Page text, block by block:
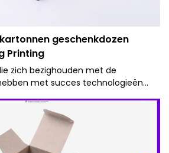
geschenkdozen
Printing
zich bezighouden met de
met succes technologieën
Type Cover en Tray Rigid Gift
op een efficiëntere manier te
toepassingen op een breed scala
papieren dozen.